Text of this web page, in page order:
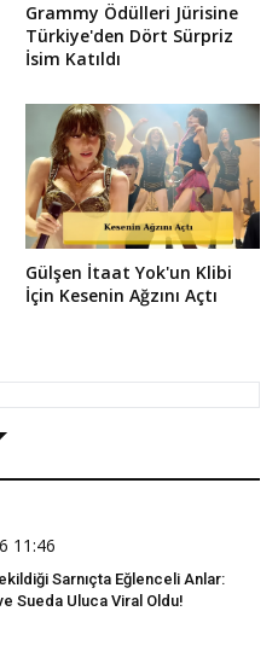
Grammy Ödülleri Jürisine
Türkiye'den Dört Sürpriz
İsim Katıldı
Gülşen İtaat Yok'un Klibi
İçin Kesenin Ağzını Açtı
11:46
Sarnıçta Eğlenceli Anlar:
Sueda Uluca Viral Oldu!